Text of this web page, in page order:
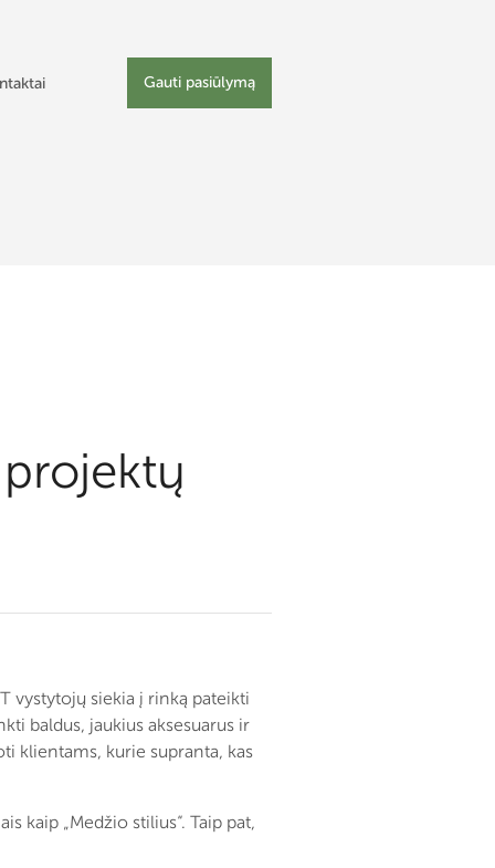
Gauti pasiūlymą
vystytojų siekia į rinką pateikti
baldus, jaukius aksesuarus ir
klientams, kurie supranta, kas
kaip „Medžio stilius“. Taip pat,